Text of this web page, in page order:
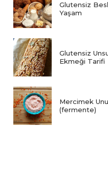
Glutensiz
Yaşam
Glutensiz
Ekmeği Tarifi
Mercimek Unu
(fermente)